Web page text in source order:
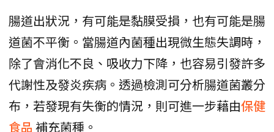
腸道出狀況，有可能是黏膜受損，也有可能是腸
道菌不平衡。當腸道內菌種出現微生態失調時，
除了會消化不良、吸收力下降，也容易引發許多
代謝性及發炎疾病。透過檢測可分析腸道菌叢分
布，若發現有失衡的情況，則可進一步藉由保健
食品 補充菌種。